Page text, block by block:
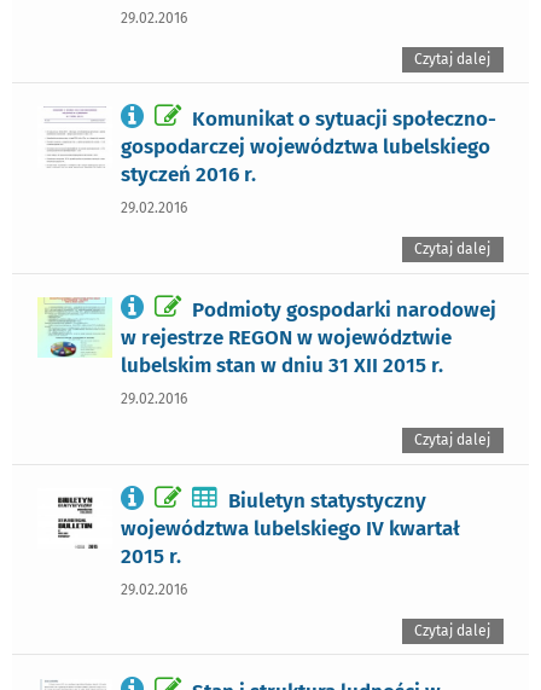
29.02.2016
Czytaj dalej
Komunikat o sytuacji społeczno-
gospodarczej województwa lubelskiego
styczeń 2016 r.
29.02.2016
Czytaj dalej
Podmioty gospodarki narodowej
w rejestrze REGON w województwie
lubelskim stan w dniu 31 XII 2015 r.
29.02.2016
Czytaj dalej
Biuletyn statystyczny
województwa lubelskiego IV kwartał
2015 r.
29.02.2016
Czytaj dalej